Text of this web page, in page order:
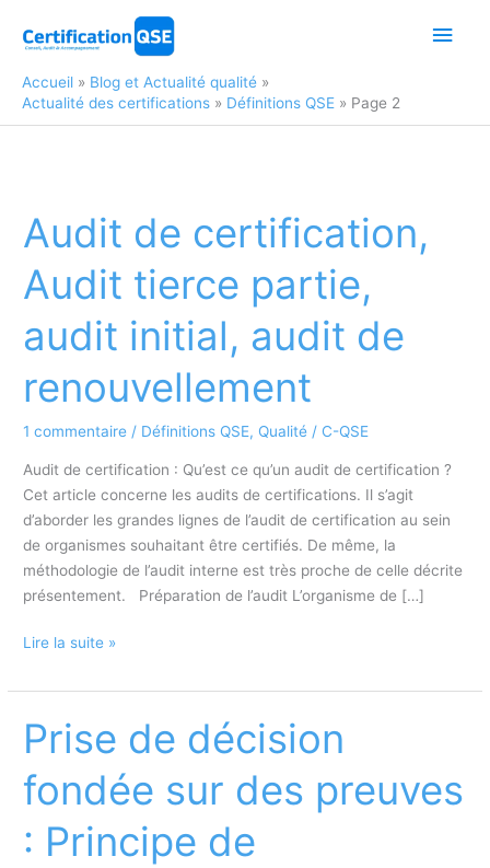
Accueil
Blog et Actualité qualité
Actualité des certifications
Définitions QSE Page 2
Audit de certification,
Audit tierce partie,
audit initial, audit de
renouvellement
1 commentaire / Définitions QSE, Qualité / C-QSE
Audit de certification : Qu’est ce qu’un audit de certification ?
Cet article concerne les audits de certifications. Il s’agit
d’aborder les grandes lignes de l’audit de certification au sein
de organismes souhaitant être certifiés. De même, la
méthodologie de l’audit interne est très proche de celle décrite
présentement. Préparation de l’audit L’organisme de […]
Audit
certification,
tierce
audit
audit
Lire la suite »
Prise de décision
fondée sur des preuves
: Principe de